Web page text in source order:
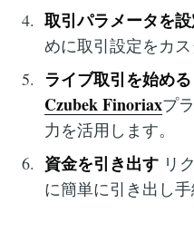
取引パラメータを
めに取引設定をカス
ライブ取引を始める
Czubek Finoriaxプ
力を活用します。
資金を引き出すリ
に簡単に引き出し手